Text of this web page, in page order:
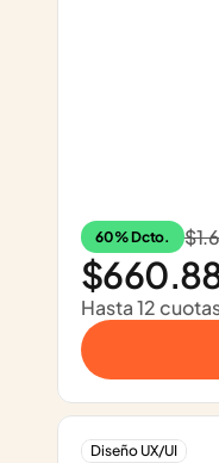
60% Dcto.
Hasta 12
Diseño UX/UI